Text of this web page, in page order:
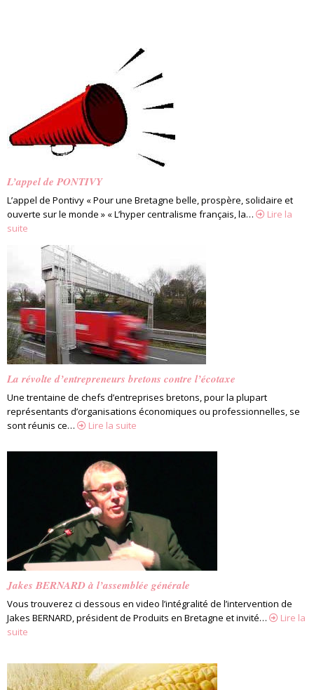
L’appel de PONTIVY
L’appel de Pontivy « Pour une Bretagne belle, prospère, solidaire et
ouverte sur le monde » « L’hyper centralisme français, la…
Lire la
suite
La révolte d’entrepreneurs bretons contre l’écotaxe
Une trentaine de chefs d’entreprises bretons, pour la plupart
représentants d’organisations économiques ou professionnelles, se
sont réunis ce…
Lire la suite
Jakes BERNARD à l’assemblée générale
Vous trouverez ci dessous en video l’intégralité de l’intervention de
Jakes BERNARD, président de Produits en Bretagne et invité…
Lire la
suite